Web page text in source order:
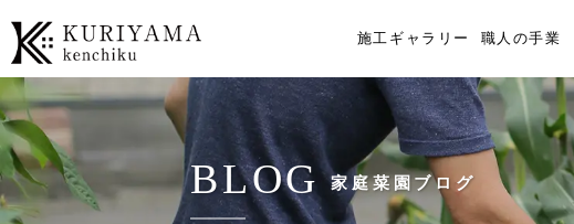
施工ギャラリー 職人の手業
BLOG 家庭菜園ブログ